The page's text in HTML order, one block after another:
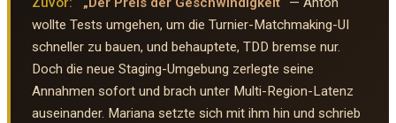
wollte Tests umgehen, um die Turnier-Matchmaking-UI
schneller zu bauen, und behauptete, TDD bremse nur.
Doch die neue Staging-Umgebung zerlegte seine
Annahmen sofort und brach unter Multi-Region-Latenz
auseinander. Mariana setzte sich mit ihm hin und schrieb